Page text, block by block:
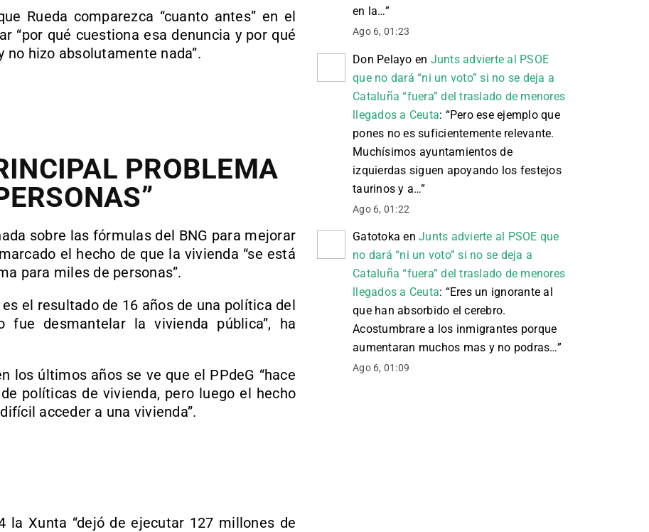
Rueda comparezca “cuanto antes” en el
“por qué cuestiona esa denuncia y por qué
no hizo absolutamente nada”.
PROBLEMA
sobre las fórmulas del BNG para mejorar
el hecho de que la vivienda “se está
para miles de personas”.
el resultado de 16 años de una política del
fue desmantelar la vivienda pública”, ha
los últimos años se ve que el PPdeG “hace
políticas de vivienda, pero luego el hecho
acceder a una vivienda”.
la Xunta “dejó de ejecutar 127 millones de
en la…”
Ago 6, 01:23
Don Pelayo en Junts advierte al PSOE
que no dará “ni un voto” si no se deja a
Cataluña “fuera” del traslado de menores
llegados a Ceuta: “Pero ese ejemplo que
pones no es suficientemente relevante.
Muchísimos ayuntamientos de
izquierdas siguen apoyando los festejos
taurinos y a…”
Ago 6, 01:22
Gatotoka en Junts advierte al PSOE que
no dará “ni un voto” si no se deja a
Cataluña “fuera” del traslado de menores
llegados a Ceuta: “Eres un ignorante al
que han absorbido el cerebro.
Acostumbrare a los inmigrantes porque
aumentaran muchos mas y no podras…”
Ago 6, 01:09